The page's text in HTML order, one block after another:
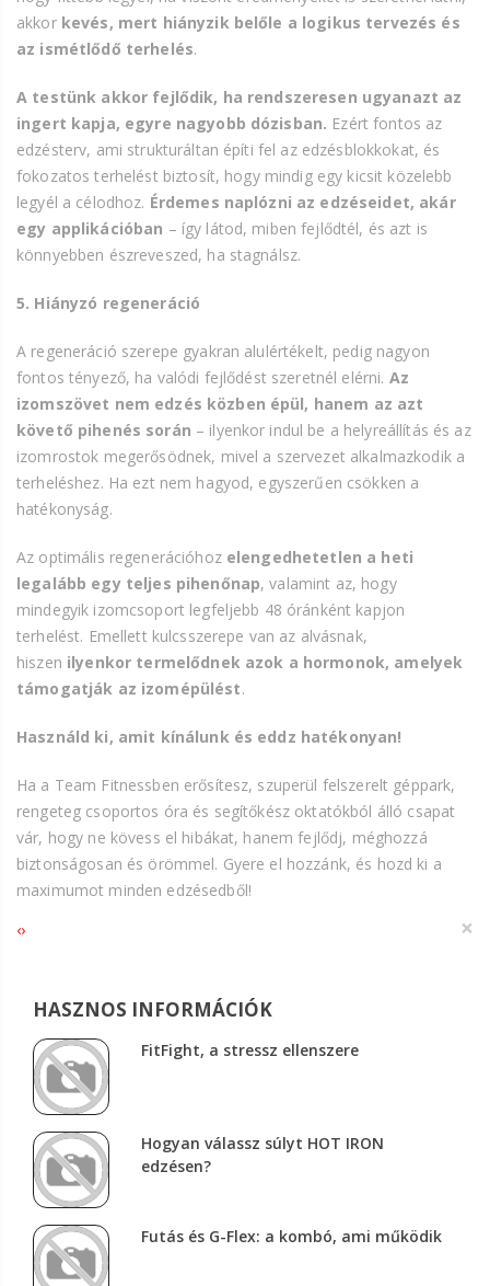
akkor kevés, mert hiányzik belőle a logikus tervezés és
az ismétlődő terhelés.
A testünk akkor fejlődik, ha rendszeresen ugyanazt az
ingert kapja, egyre nagyobb dózisban. Ezért fontos az
edzésterv, ami strukturáltan építi fel az edzésblokkokat, és
fokozatos terhelést biztosít, hogy mindig egy kicsit közelebb
legyél a célodhoz. Érdemes naplózni az edzéseidet, akár
egy applikációban – így látod, miben fejlődtél, és azt is
könnyebben észreveszed, ha stagnálsz.
5. Hiányzó regeneráció
A regeneráció szerepe gyakran alulértékelt, pedig nagyon
fontos tényező, ha valódi fejlődést szeretnél elérni. Az
izomszövet nem edzés közben épül, hanem az azt
követő pihenés során – ilyenkor indul be a helyreállítás és az
izomrostok megerősödnek, mivel a szervezet alkalmazkodik a
terheléshez. Ha ezt nem hagyod, egyszerűen csökken a
hatékonyság.
Az optimális regenerációhoz elengedhetetlen a heti
legalább egy teljes pihenőnap, valamint az, hogy
mindegyik izomcsoport legfeljebb 48 óránként kapjon
terhelést. Emellett kulcsszerepe van az alvásnak,
hiszen ilyenkor termelődnek azok a hormonok, amelyek
támogatják az izomépülést.
Használd ki, amit kínálunk és eddz hatékonyan!
Ha a Team Fitnessben erősítesz, szuperül felszerelt géppark,
rengeteg csoportos óra és segítőkész oktatókból álló csapat
vár, hogy ne kövess el hibákat, hanem fejlődj, méghozzá
biztonságosan és örömmel. Gyere el hozzánk, és hozd ki a
maximumot minden edzésedből!
‹› ×
HASZNOS INFORMÁCIÓK
FitFight, a stressz ellenszere
Hogyan válassz súlyt HOT IRON
edzésen?
Futás és G-Flex: a kombó, ami működik